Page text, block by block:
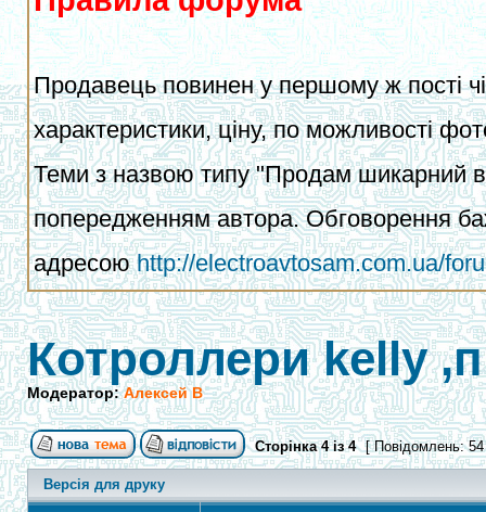
Продавець повинен у першому ж пості
характеристики, ціну, по можливості
Теми з назвою типу "Продам шикарний
попередженням автора. Обговорення
адресоюhttp://electroavtosam.com.ua/
Котроллери kelly
Модератор:Алексей В
Сторінка4із4 [ Повідомлень:
Версія для друку